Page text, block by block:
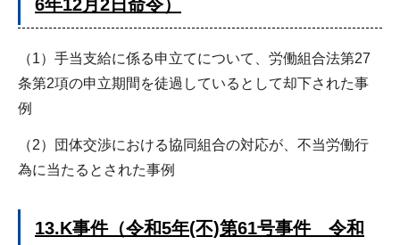
6年12月2日命令）
（1）手当支給に係る申立てについて、労働組合法第27
条第2項の申立期間を徒過しているとして却下された事
例
（2）団体交渉における協同組合の対応が、不当労働行
為に当たるとされた事例
13.K事件（令和5年(不)第61号事件 令和